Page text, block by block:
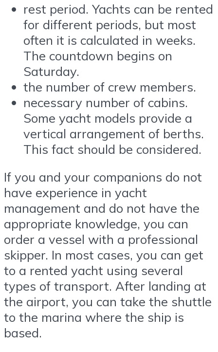
rest period. Yachts can be rented
for different periods, but most
often it is calculated in weeks.
The countdown begins on
Saturday.
the number of crew members.
necessary number of cabins.
Some yacht models provide a
vertical arrangement of berths.
This fact should be considered.
If you and your companions do not
have experience in yacht
management and do not have the
appropriate knowledge, you can
order a vessel with a professional
skipper. In most cases, you can get
to a rented yacht using several
types of transport. After landing at
the airport, you can take the shuttle
to the marina where the ship is
based.